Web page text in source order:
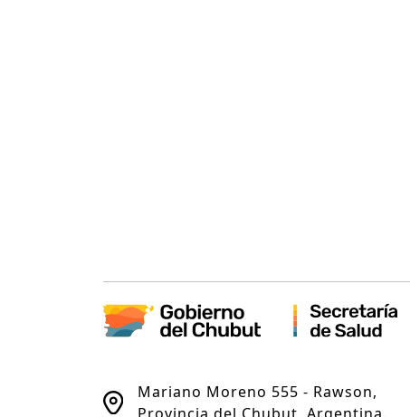
Mariano Moreno 555 - Rawson,